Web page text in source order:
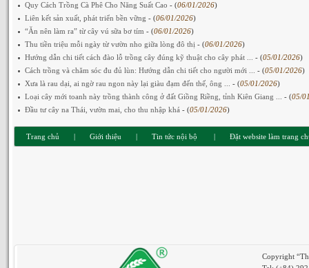
Quy Cách Trồng Cà Phê Cho Năng Suất Cao - (06/01/2026)
Liên kết sản xuất, phát triển bền vững - (06/01/2026)
“Ăn nên làm ra” từ cây vú sữa bơ tím - (06/01/2026)
Thu tiền triệu mỗi ngày từ vườn nho giữa lòng đô thị - (06/01/2026)
Hướng dẫn chi tiết cách đào lỗ trồng cây đúng kỹ thuật cho cây phát ... - (05/01/2026)
Cách trồng và chăm sóc đu đủ lùn: Hướng dẫn chi tiết cho người mới ... - (05/01/2026)
Xưa là rau dại, ai ngờ rau ngon này lại giàu đạm đến thế, ông ... - (05/01/2026)
Loại cây mới toanh này trồng thành công ở đất Giồng Riềng, tỉnh Kiên Giang ... - (05/
Đầu tư cây na Thái, vườn mai, cho thu nhập khá - (05/01/2026)
Trang chủ | Giới thiệu | Tin tức nội bộ | Đặt website làm trang
Copyright